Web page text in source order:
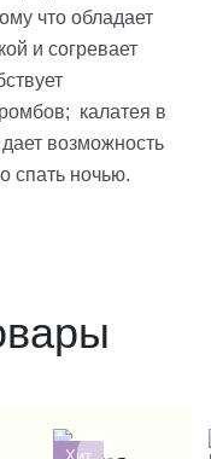
что обладает
и согревает
калатея в
возможность
спать ночью.